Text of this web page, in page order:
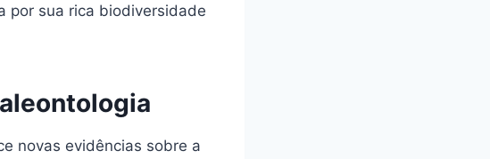
por sua rica biodiversidade
novas evidências sobre a